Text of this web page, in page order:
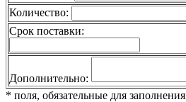
Количество:
Срок поставки:
Дополнительно:
* поля, обязательные для заполнения